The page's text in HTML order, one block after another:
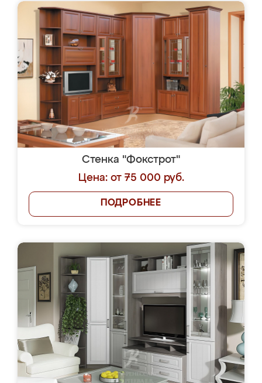
Стенка "Фокстрот"
Цена: от 75 000 руб.
ПОДРОБНЕЕ